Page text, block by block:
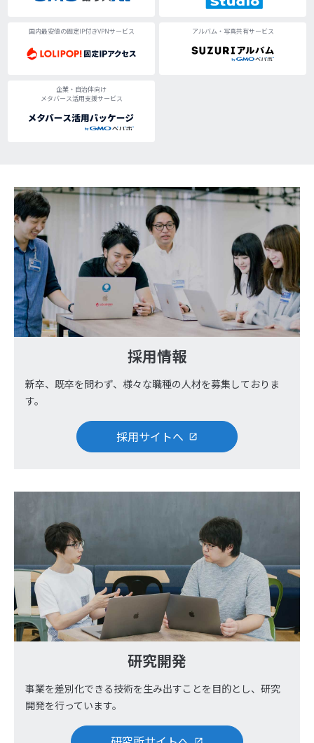
国内最安値の固定IP付きVPNサービス アルバム・写真共有サービス
企業・自治体向け
メタバース活用支援サービス
採用情報
新卒、既卒を問わず、様々な職種の人材を募集しておりま
す。
採用サイトへ
研究開発
事業を差別化できる技術を生み出すことを目的とし、研究
開発を行っています。